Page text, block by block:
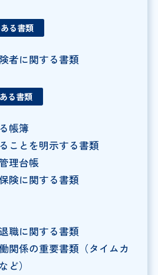
る書類
者に関する書類
る書類
帳簿
ことを明示する書類
理台帳
険に関する書類
職に関する書類
関係の重要書類（タイムカ
ど）